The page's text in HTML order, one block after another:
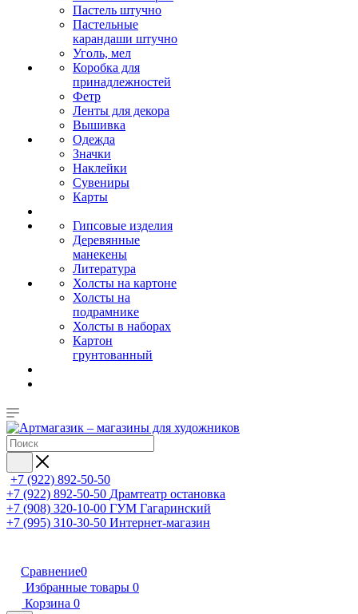
Пастель штучно
Пастельные
карандаши штучно
Уголь, мел
Коробка для
принадлежностей
Фетр
Ленты для декора
Вышивка
Одежда
Значки
Наклейки
Сувениры
Карты
Гипсовые изделия
Деревянные
манекены
Литература
Холсты на картоне
Холсты на
подрамнике
Холсты в наборах
Картон
грунтованный
+7 (922) 892-50-50
+7 (922) 892-50-50 Драмтеатр остановка
+7 (908) 320-10-00 ГУМ Гагаринский
+7 (995) 310-30-50 Интернет-магазин
Сравнение0
Избранные товары 0
Корзина 0